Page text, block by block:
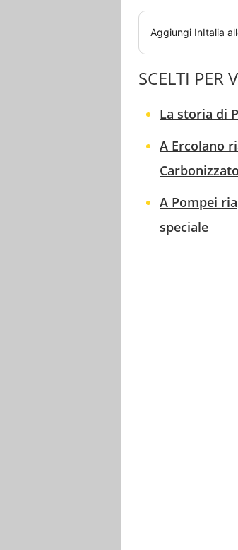
Aggiungi InItalia
SCELTI PER
La storia di
A Ercolano
Carbonizzato
A Pompei
speciale